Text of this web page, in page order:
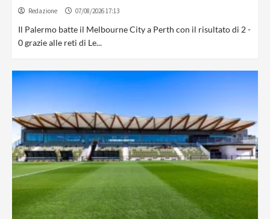
Redazione 07/08/2026 17:13
Il Palermo batte il Melbourne City a Perth con il risultato di 2 -
0 grazie alle reti di Le...